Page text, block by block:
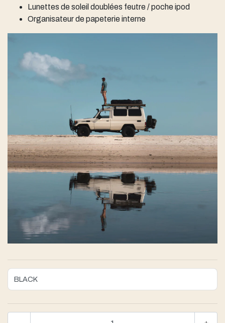
Lunettes de soleil doublées feutre / poche ipod
Organisateur de papeterie interne